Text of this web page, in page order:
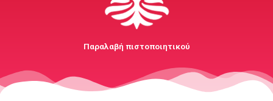
Παραλαβή πιστοποιητικού